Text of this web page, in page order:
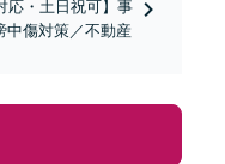
応・土日祝可】事
中傷対策／不動産